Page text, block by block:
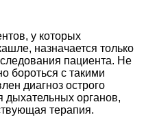
у которых
назначается только
пациента. Не
бороться с такими
диагноз острого
дыхательных органов,
терапия.